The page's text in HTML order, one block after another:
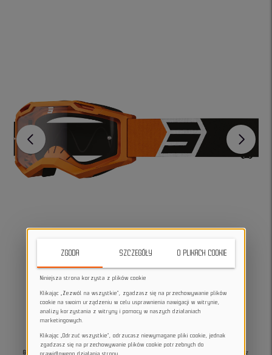
Gogle rowerowe Shot ASSULT 2.0 solar neon orange
- spełniające normę EN 1938, z
ZGODA SZCZEGÓŁY O PLIKACH COOKIE
Niniejsza strona korzysta z plików cookie
Klikając „Zezwól na wszystkie”, zgadzasz się na przechowywanie plików
cookie na swoim urządzeniu w celu usprawnienia nawigacji w witrynie,
analizy korzystania z witryny i pomocy w naszych działaniach
marketingowych.
Klikając „Odrzuć wszystkie”, odrzucasz niewymagane pliki cookie, jednak
zgadzasz się na przechowywanie plików cookie potrzebnych do
prawidłowego działania strony.